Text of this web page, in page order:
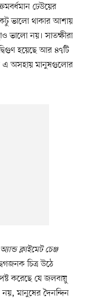
ঢেউয়ের
ভালো থাকার আশায়
ভালো নয়। সাতক্ষীরা
হয়েছে আর ৪৭টি
এ অসহায় মানুষগুলোর
ক্লাইমেট চেঞ্জ
চিত্র উঠে
করেছে যে জলবায়ু
নয়, মানুষের দৈনন্দিন